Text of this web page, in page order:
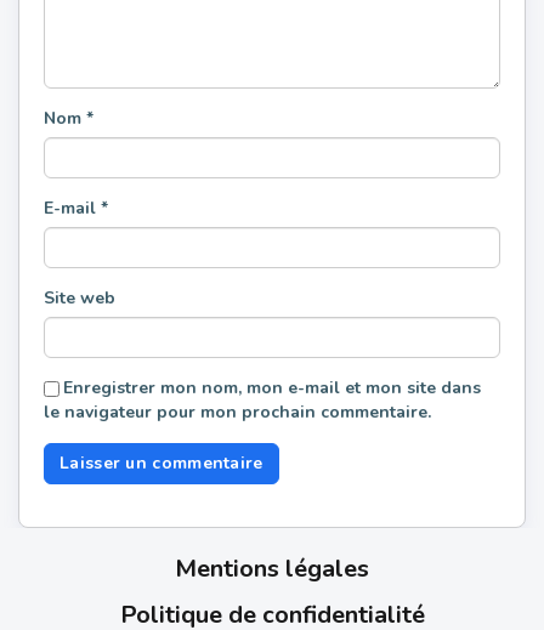
Nom *
E-mail *
Site web
Enregistrer mon nom, mon e-mail et mon site dans
le navigateur pour mon prochain commentaire.
Mentions légales
Politique de confidentialité